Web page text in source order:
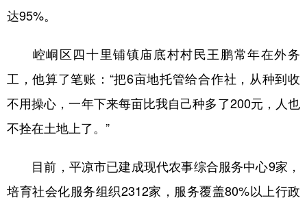
达95%。
崆峒区四十里铺镇庙底村村民王鹏常年在外务
工，他算了笔账：“把6亩地托管给合作社，从种到收
不用操心，一年下来每亩比我自己种多了200元，人也
不拴在土地上了。”
目前，平凉市已建成现代农事综合服务中心9家，
培育社会化服务组织2312家，服务覆盖80%以上行政